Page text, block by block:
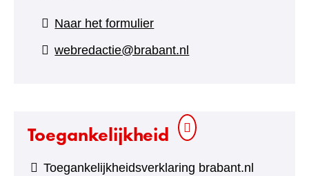
Naar het formulier(verwijst
naar
webredactie@brabant.nl
Toegankelijkheid
Toegankelijkheidsverklaring brabant.nl